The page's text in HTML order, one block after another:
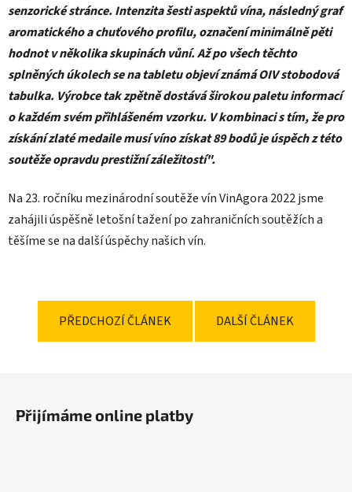
senzorické stránce. Intenzita šesti aspektů vína, následný graf
aromatického a chuťového profilu, označení minimálně pěti
hodnot v několika skupinách vůní. Až po všech těchto
splněných úkolech se na tabletu objeví známá OIV stobodová
tabulka. Výrobce tak zpětně dostává širokou paletu informací
o každém svém přihlášeném vzorku. V kombinaci s tím, že pro
získání zlaté medaile musí víno získat 89 bodů je úspěch z této
soutěže opravdu prestižní záležitostí".
Na 23. ročníku mezinárodní soutěže vín VinAgora 2022 jsme
zahájili úspěšně letošní tažení po zahraničních soutěžích a
těšíme se na další úspěchy našich vín.
PŘEDCHOZÍ ČLÁNEK DALŠÍ ČLÁNEK
Přijímáme online platby